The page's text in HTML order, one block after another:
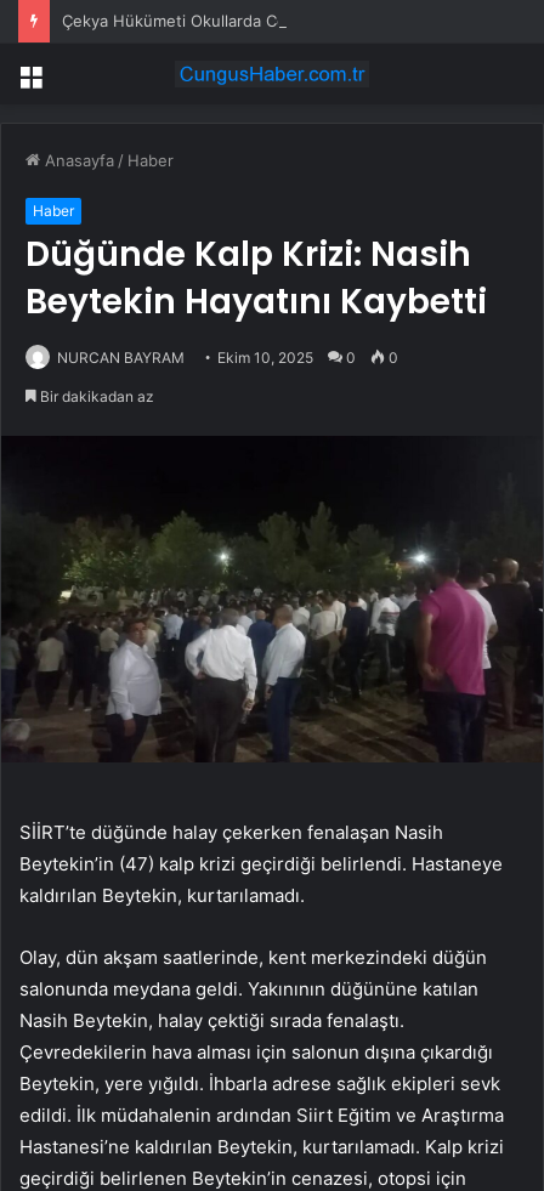
Menü
Anasayfa / Haber
Haber
Düğünde Kalp Krizi: Nasih
Beytekin Hayatını Kaybetti
NURCAN BAYRAM Ekim 10, 2025 0 0
Bir dakikadan az
SİİRT’te düğünde halay çekerken fenalaşan Nasih
Beytekin’in (47) kalp krizi geçirdiği belirlendi. Hastaneye
kaldırılan Beytekin, kurtarılamadı.
Olay, dün akşam saatlerinde, kent merkezindeki düğün
salonunda meydana geldi. Yakınının düğününe katılan
Nasih Beytekin, halay çektiği sırada fenalaştı.
Çevredekilerin hava alması için salonun dışına çıkardığı
Beytekin, yere yığıldı. İhbarla adrese sağlık ekipleri sevk
edildi. İlk müdahalenin ardından Siirt Eğitim ve Araştırma
Hastanesi’ne kaldırılan Beytekin, kurtarılamadı. Kalp krizi
geçirdiği belirlenen Beytekin’in cenazesi, otopsi için